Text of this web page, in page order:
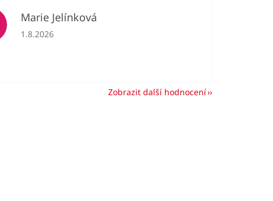
Marie Jelínková
Hodnocení obchodu je 5 z 5 hvězdiček.
1.8.2026
Zobrazit další hodnocení